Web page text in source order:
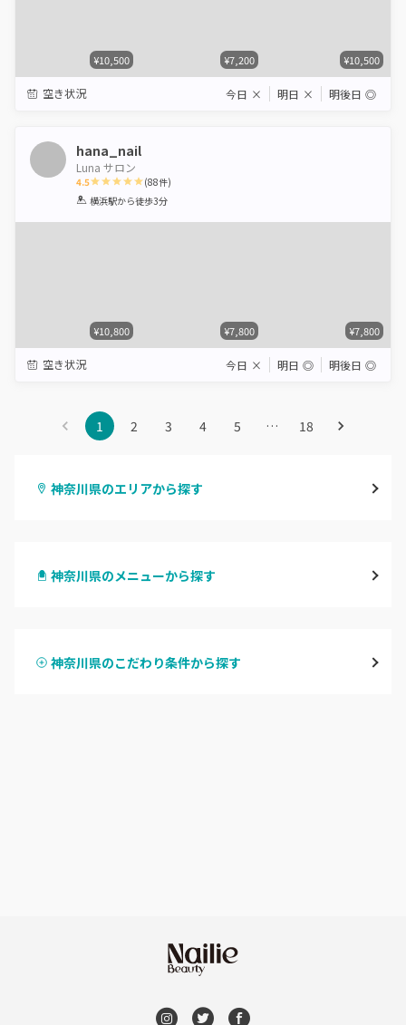
¥10,500 ¥7,200 ¥10,500
空き状況 今日 × 明日 × 明後日 ◎
hana_nail
Luna サロン
4.5
1 2 3 4 5
(88件)
横浜駅から徒歩3分
¥10,800 ¥7,800 ¥7,800
空き状況 今日 × 明日 ◎ 明後日 ◎
1 2 3 4 5 … 18
神奈川県のエリアから探す
川崎
桜木町・みなとみらい・関内
神奈川県のメニューから探す
ハンドスカルプ
神奈川県のこだわり条件から探す